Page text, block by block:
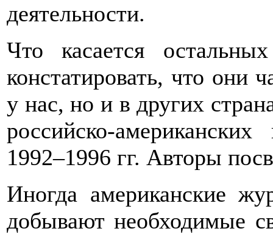
деятельности.
Что касается
констатировать, что они
у нас, но и в других
российско-
1992–1996 гг. Авторы
Иногда американские
добывают необходимые